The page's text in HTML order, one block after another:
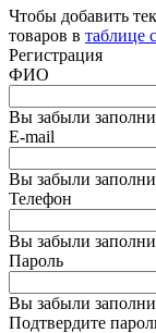
Чтобы добавить
товаров в таблице
Регистрация
ФИО
Вы забыли
E-mail
Вы забыли
Телефон
Вы забыли
Пароль
Вы забыли
Подтвердите